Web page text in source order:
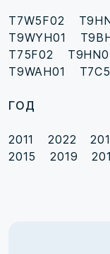
T7W5F02
T9WYH01
T75F02
T9WAH01
ГОД
2011 2022
2015
2019